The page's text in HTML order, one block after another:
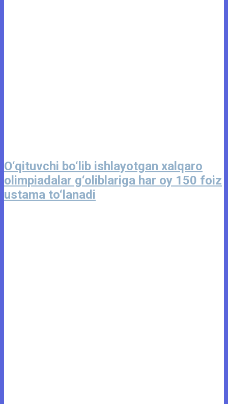
O‘qituvchi bo‘lib ishlayotgan xalqaro
olimpiadalar g‘oliblariga har oy 150 foiz
ustama to‘lanadi